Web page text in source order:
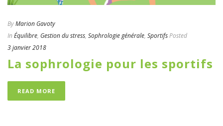
ByMarion Gavoty
In Équilibre, Gestion du stress, Sophrologie générale, SportifsPosted
3 janvier 2018
La sophrologie pour les sportifs
READ MORE